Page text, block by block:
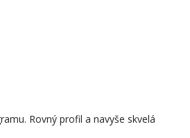
Rovný profil a navyše skvelá